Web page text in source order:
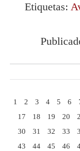
Etiquetas:
1 2 3 4 5 6
17
18 19 20
30
31 32 33
43
44 45 46